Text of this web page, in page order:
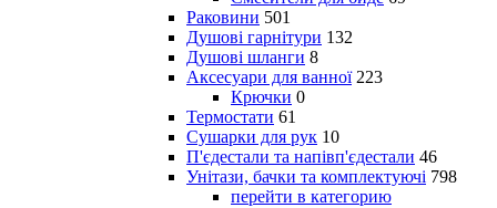
Раковини 501
Душові гарнітури 132
Душові шланги 8
Аксесуари для ванної 223
Крючки 0
Термостати 61
Сушарки для рук 10
П'єдестали та напівп'єдестали 46
Унітази, бачки та комплектуючі 798
перейти в категорию